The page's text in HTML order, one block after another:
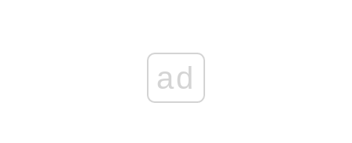
ad